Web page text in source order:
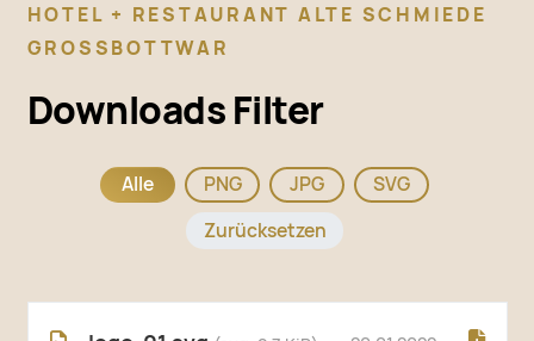
HOTEL + RESTAURANT ALTE SCHMIEDE
GROSSBOTTWAR
Downloads Filter
Alle PNG JPG
SVG
Zurücksetzen